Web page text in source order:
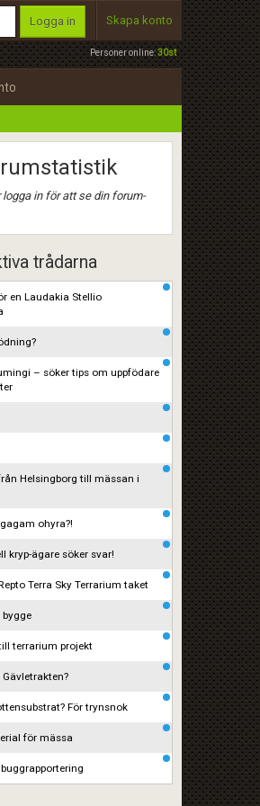
Personer online:30st
Logga in Skapa konto
logga in för att se din forum-
trådarna
en Laudakia Stellio
– söker tips om uppfödare
Helsingborg till mässan i
ohyra?!
kryp-ägare söker svar!
Terra Sky Terrarium taket
terrarium projekt
För trynsnok
för mässa